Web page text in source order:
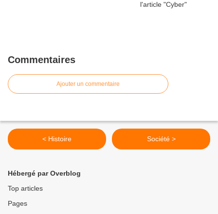
Commentaires
Ajouter un commentaire
< Histoire Société >
Hébergé par Overblog
Top articles
Pages